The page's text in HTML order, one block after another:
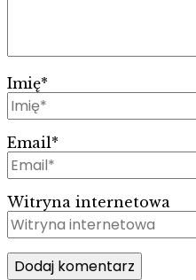
Imię*
Email*
Witryna internetowa